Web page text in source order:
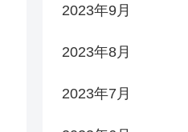
2023年9月
2023年8月
2023年7月